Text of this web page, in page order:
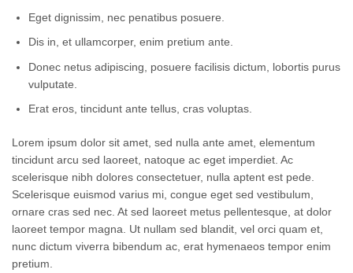
Eget dignissim, nec penatibus posuere.
Dis in, et ullamcorper, enim pretium ante.
Donec netus adipiscing, posuere facilisis dictum, lobortis purus
vulputate.
Erat eros, tincidunt ante tellus, cras voluptas.
Lorem ipsum dolor sit amet, sed nulla ante amet, elementum
tincidunt arcu sed laoreet, natoque ac eget imperdiet. Ac
scelerisque nibh dolores consectetuer, nulla aptent est pede.
Scelerisque euismod varius mi, congue eget sed vestibulum,
ornare cras sed nec. At sed laoreet metus pellentesque, at dolor
laoreet tempor magna. Ut nullam sed blandit, vel orci quam et,
nunc dictum viverra bibendum ac, erat hymenaeos tempor enim
pretium.